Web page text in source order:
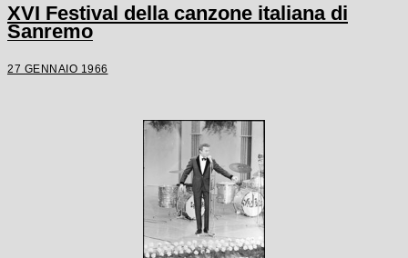
XVI Festival della canzone italiana di
Sanremo
27 GENNAIO 1966